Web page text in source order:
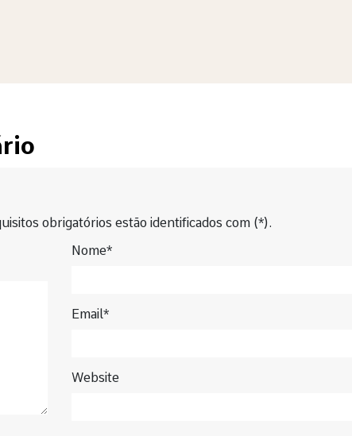
obrigatórios estão identificados com (*).
Nome*
Email*
Website